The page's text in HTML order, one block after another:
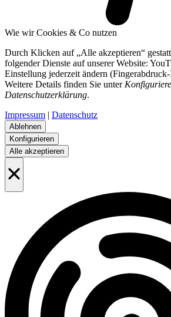
Wie wir Cookies & Co nutzen
Durch Klicken auf „Alle akzeptieren“
folgender Dienste auf unserer Website:
Einstellung jederzeit ändern
Weitere Details finden Sie unter
Datenschutzerklärung.
Impressum | Datenschutz
Ablehnen
Konfigurieren
Alle akzeptieren